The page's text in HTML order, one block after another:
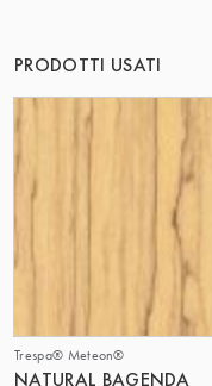
PRODOTTI USATI
Trespa® Meteon®
NATURAL BAGENDA